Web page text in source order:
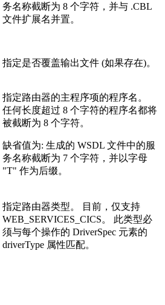
务名称截断为 8 个字符，并与 .CBL
文件扩展名并置。
指定是否覆盖输出文件 (如果存在)。
指定路由器的主程序项的程序名。
任何长度超过 8 个字符的程序名都将
被截断为 8 个字符。
缺省值为: 生成的 WSDL 文件中的服
务名称截断为 7 个字符，并以字母
"T" 作为后缀。
指定路由器类型。 目前，仅支持
WEB_SERVICES_CICS。 此类型必
须与每个操作的 DriverSpec 元素的
driverType 属性匹配。